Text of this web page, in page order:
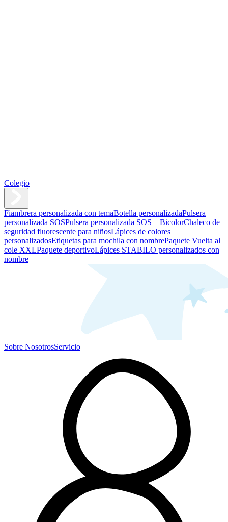
Colegio
Fiambrera personalizada con temaBotella personalizadaPulsera
personalizada SOSPulsera personalizada SOS – BicolorChaleco de
seguridad fluorescente para niñosLápices de colores
personalizadosEtiquetas para mochila con nombrePaquete Vuelta al
cole XXLPaquete deportivoLápices STABILO personalizados con
nombre
Sobre NosotrosServicio